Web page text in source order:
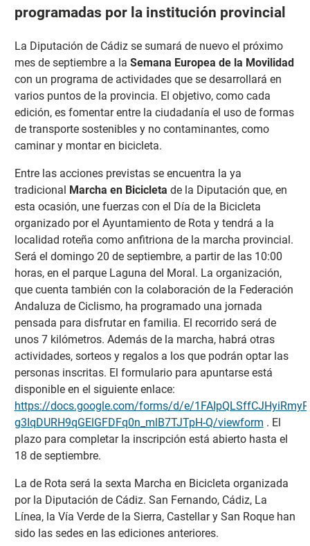
programadas por la institución provincial
La Diputación de Cádiz se sumará de nuevo el próximo
mes de septiembre a la Semana Europea de la Movilidad
con un programa de actividades que se desarrollará en
varios puntos de la provincia. El objetivo, como cada
edición, es fomentar entre la ciudadanía el uso de formas
de transporte sostenibles y no contaminantes, como
caminar y montar en bicicleta.
Entre las acciones previstas se encuentra la ya
tradicional Marcha en Bicicleta de la Diputación que, en
esta ocasión, une fuerzas con el Día de la Bicicleta
organizado por el Ayuntamiento de Rota y tendrá a la
localidad roteña como anfitriona de la marcha provincial.
Será el domingo 20 de septiembre, a partir de las 10:00
horas, en el parque Laguna del Moral. La organización,
que cuenta también con la colaboración de la Federación
Andaluza de Ciclismo, ha programado una jornada
pensada para disfrutar en familia. El recorrido será de
unos 7 kilómetros. Además de la marcha, habrá otras
actividades, sorteos y regalos a los que podrán optar las
personas inscritas. El formulario para apuntarse está
disponible en el siguiente enlace:
https://docs.google.com/forms/d/e/
g3IqDURH9qGElGFDFq0n_mlB7TJTpH-Q/viewform . El
plazo para completar la inscripción está abierto hasta el
18 de septiembre.
La de Rota será la sexta Marcha en Bicicleta organizada
por la Diputación de Cádiz. San Fernando, Cádiz, La
Línea, la Vía Verde de la Sierra, Castellar y San Roque han
sido las sedes en las ediciones anteriores.